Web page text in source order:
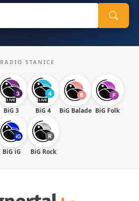
RADIO STANICE
BiG 3 BiG 4 BiG Balade BiG Folk
BiG iG BiG Rock